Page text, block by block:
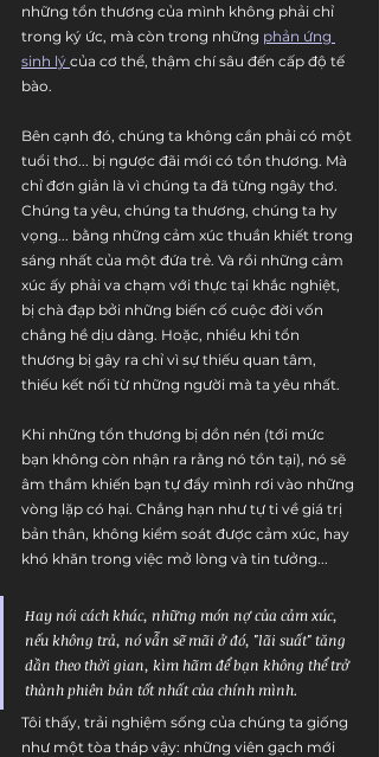
những tổn thương của mình không phải chỉ
trong ký ức, mà còn trong những phản ứng
sinh lý của cơ thể, thậm chí sâu đến cấp độ tế
bào.
Bên cạnh đó, chúng ta không cần phải có một
tuổi thơ... bị ngược đãi mới có tổn thương. Mà
chỉ đơn giản là vì chúng ta đã từng ngây thơ.
Chúng ta yêu, chúng ta thương, chúng ta hy
vọng... bằng những cảm xúc thuần khiết trong
sáng nhất của một đứa trẻ. Và rồi những cảm
xúc ấy phải va chạm với thực tại khắc nghiệt,
bị chà đạp bởi những biến cố cuộc đời vốn
chẳng hề dịu dàng. Hoặc, nhiều khi tổn
thương bị gây ra chỉ vì sự thiếu quan tâm,
thiếu kết nối từ những người mà ta yêu nhất.
Khi những tổn thương bị dồn nén (tới mức
bạn không còn nhận ra rằng nó tồn tại), nó sẽ
âm thầm khiến bạn tự đẩy mình rơi vào những
vòng lặp có hại. Chẳng hạn như tự ti về giá trị
bản thân, không kiểm soát được cảm xúc, hay
khó khăn trong việc mở lòng và tin tưởng...
Hay nói cách khác, những món nợ của cảm xúc,
nếu không trả, nó vẫn sẽ mãi ở đó, "lãi suất" tăng
dần theo thời gian, kìm hãm để bạn không thể trở
thành phiên bản tốt nhất của chính mình.
Tôi thấy, trải nghiệm sống của chúng ta giống
như một tòa tháp vậy: những viên gạch mới